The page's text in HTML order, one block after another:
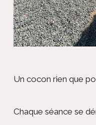
Un cocon rien que
Chaque séance se